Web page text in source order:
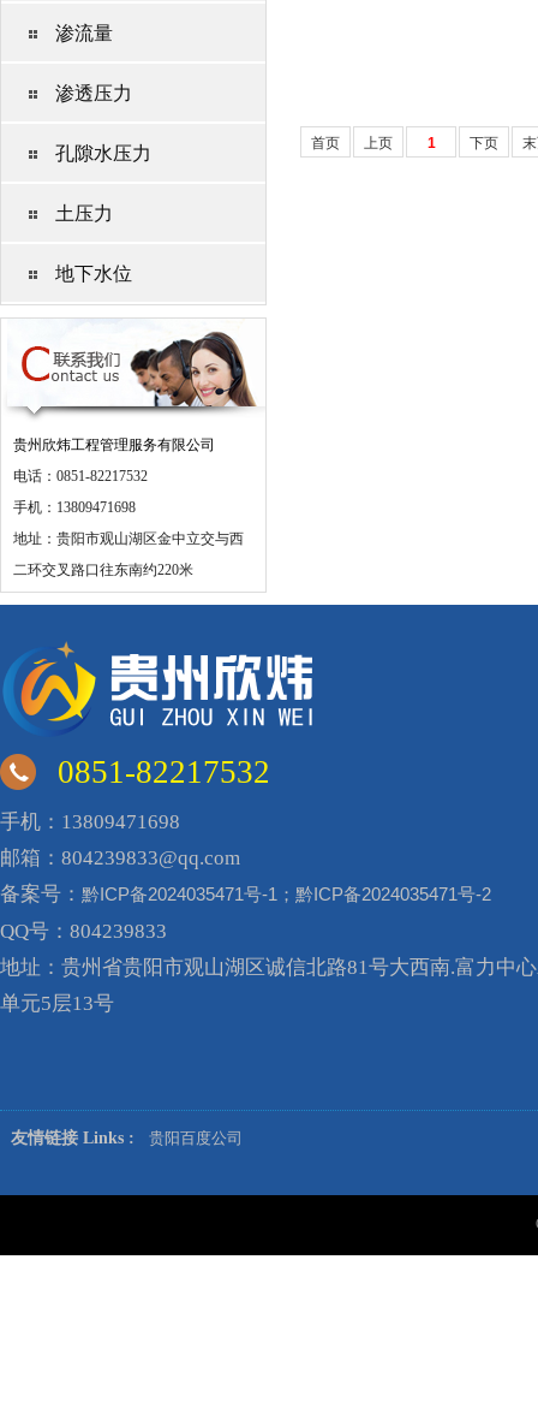
渗流量
渗透压力
孔隙水压力
土压力
地下水位
贵州欣炜工程管理服务有限公司
电话：0851-82217532
手机：13809471698
地址：贵阳市观山湖区金中立交与西
二环交叉路口往东南约220米
首页 上页 1 下页
0851-82217532
手机：13809471698
邮箱：804239833@qq.com
备案号： 黔ICP备2024035471号-1；黔ICP备2024035471号-2
QQ号：804239833
地址：贵州省贵阳市观山湖区诚信北路81号大西南.富力中
单元5层13号
友情链接 Links : 贵阳百度公司